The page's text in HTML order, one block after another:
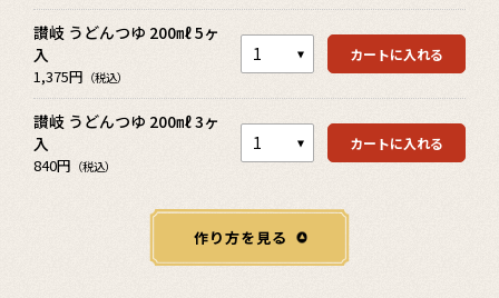
讃岐 うどんつゆ 200㎖ 5ヶ
入
1,375円 （税込）
カートに入れる
讃岐 うどんつゆ 200㎖ 3ヶ
入
840円 （税込）
カートに入れる
カートを見る